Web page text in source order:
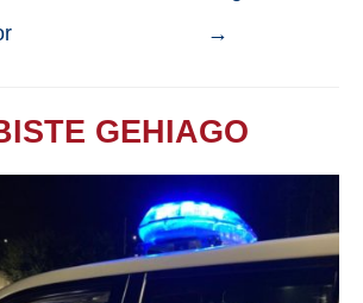
→
GEHIAGO